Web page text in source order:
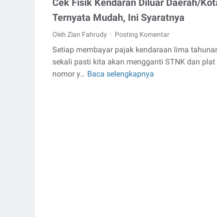
Cek Fisik Kendaran Diluar Daerah/
Ternyata Mudah, Ini Syaratnya
Oleh Zian Fahrudy Posting Komentar
Setiap membayar pajak kendaraan lima
sekali pasti kita akan mengganti STNK dan plat
nomor y… Baca selengkapnya